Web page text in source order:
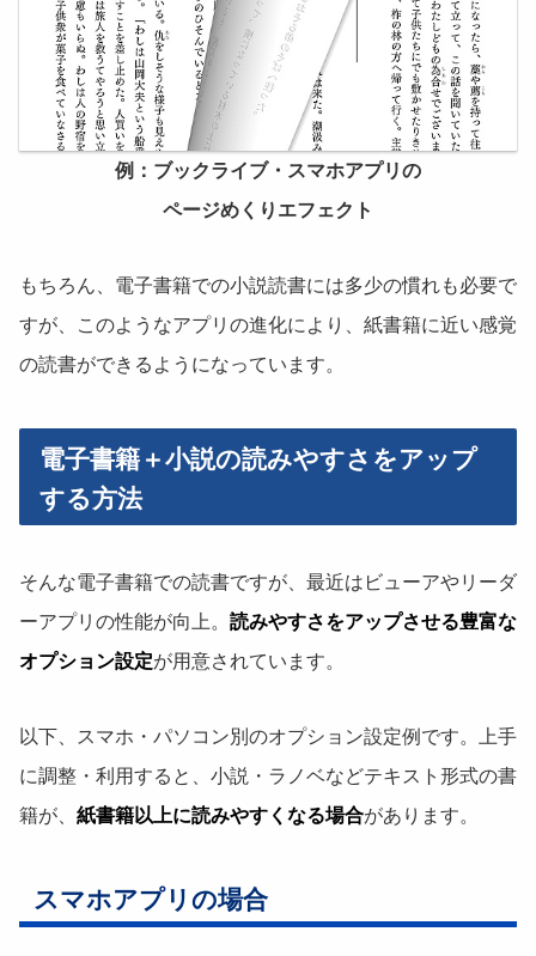
例：ブックライブ・スマホアプリの
ページめくりエフェクト
もちろん、電子書籍での小説読書には多少の慣れも必要で
すが、このようなアプリの進化により、紙書籍に近い感覚
の読書ができるようになっています。
電子書籍＋小説の読みやすさをアップ
する方法
そんな電子書籍での読書ですが、最近はビューアやリーダ
ーアプリの性能が向上。 読みやすさをアップさせる豊富な
オプション設定が用意されています。
以下、スマホ・パソコン別のオプション設定例です。上手
に調整・利用すると、小説・ラノベなどテキスト形式の書
籍が、 紙書籍以上に読みやすくなる場合があります。
スマホアプリの場合